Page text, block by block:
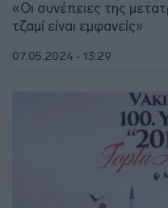
«Oι συνέπειες της
τζαμί είναι εμφανείς»
07.05.2024 - 13:29